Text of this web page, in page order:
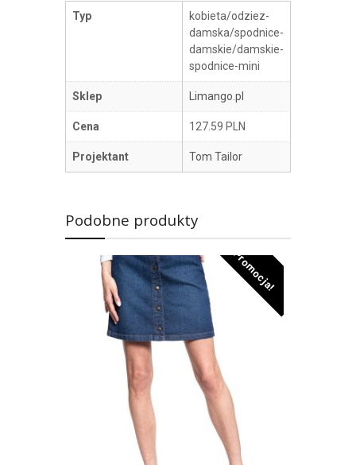
Typ
kobieta/odziez-
damska/spodnice-
damskie/damskie-
spodnice-mini
Sklep Limango.pl
Cena 127.59 PLN
Projektant Tom Tailor
Podobne produkty
Promocja!